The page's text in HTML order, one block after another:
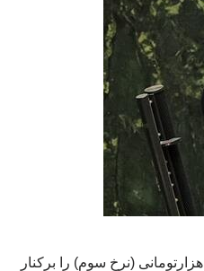
مالک شریعتی خطاب به پزشکیان نوشت: طراحان نادان/خائن گران‌سازی از جمله بنزین 15 هزارتومانی (نرخ سوم) را برکنار